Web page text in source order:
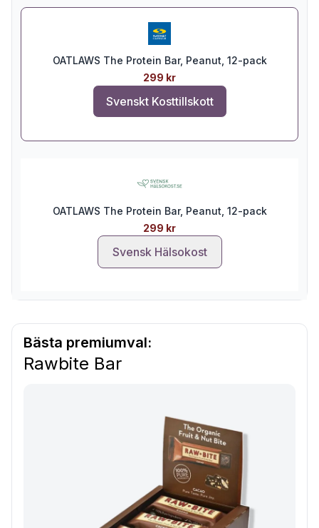
OATLAWS The Protein Bar, Peanut, 12-pack
299 kr
Svenskt Kosttillskott
OATLAWS The Protein Bar, Peanut, 12-pack
299 kr
Svensk Hälsokost
Bästa premiumval:
Rawbite Bar